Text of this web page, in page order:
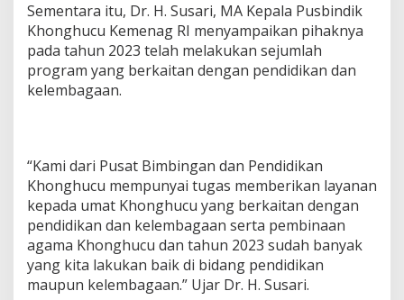
Sementara itu, Dr. H. Susari, MA Kepala Pusbindik
Khonghucu Kemenag RI menyampaikan pihaknya
pada tahun 2023 telah melakukan sejumlah
program yang berkaitan dengan pendidikan dan
kelembagaan.
“Kami dari Pusat Bimbingan dan Pendidikan
Khonghucu mempunyai tugas memberikan layanan
kepada umat Khonghucu yang berkaitan dengan
pendidikan dan kelembagaan serta pembinaan
agama Khonghucu dan tahun 2023 sudah banyak
yang kita lakukan baik di bidang pendidikan
maupun kelembagaan.” Ujar Dr. H. Susari.